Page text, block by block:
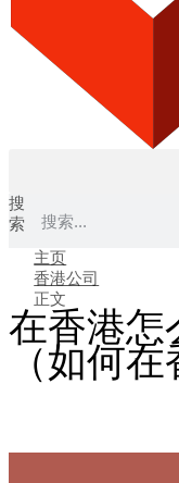
搜
索
主页
香港公司
正文
在香港怎
（如何